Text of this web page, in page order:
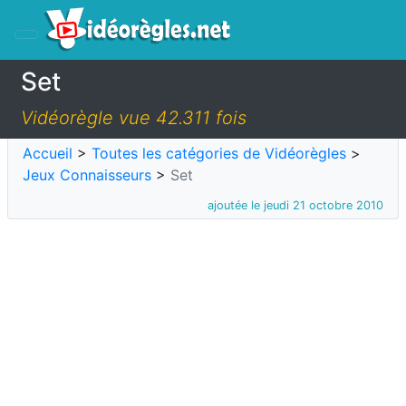
Set
Vidéorègle vue 42.311 fois
Accueil > Toutes les catégories de Vidéorègles >
Jeux Connaisseurs > Set
ajoutée le jeudi 21 octobre 2010